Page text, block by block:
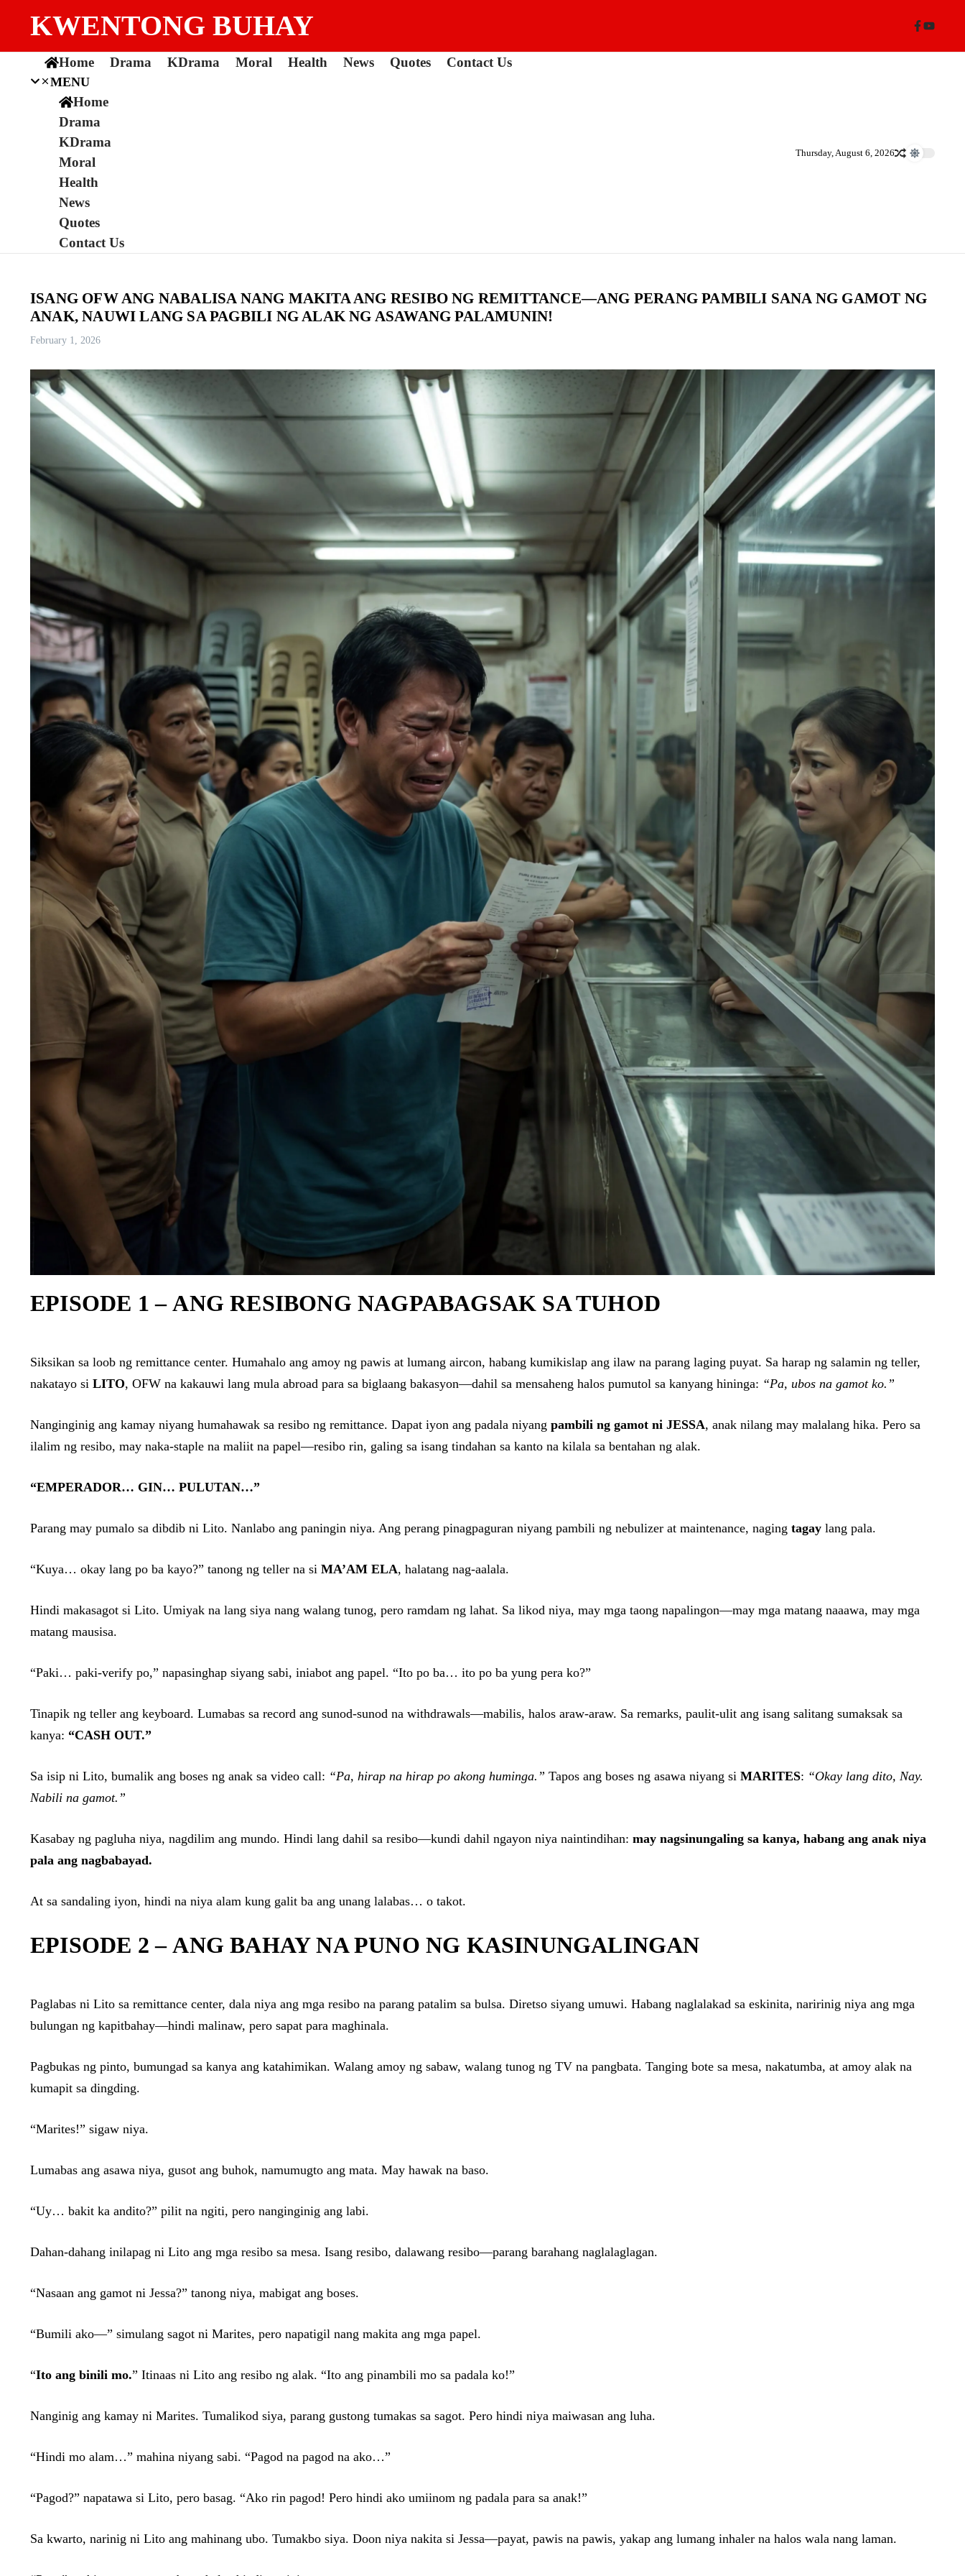
KWENTONG BUHAY
Home Drama KDrama Moral Health News Quotes Contact Us
MENU
Home
Drama
KDrama
Moral
Health
News
Quotes
Contact Us
Thursday, August 6, 2026
ISANG OFW ANG NABALISA NANG MAKITA ANG RESIBO NG REMITTANCE—ANG PERANG PAMBILI SANA NG GAMOT NG
ANAK, NAUWI LANG SA PAGBILI NG ALAK NG ASAWANG PALAMUNIN!
February 1, 2026
EPISODE 1 –ANG RESIBONG NAGPABAGSAK SA TUHOD
Siksikan sa loob ng remittance center. Humahalo ang amoy ng pawis at lumang aircon, habang kumikislap ang ilaw na parang laging puyat. Sa harap ng salamin ng teller,
nakatayo si LITO, OFW na kakauwi lang mula abroad para sa biglaang bakasyon—dahil sa mensaheng halos pumutol sa kanyang hininga: “Pa, ubos na gamot ko.”
Nanginginig ang kamay niyang humahawak sa resibo ng remittance. Dapat iyon ang padala niyang pambili ng gamot ni JESSA, anak nilang may malalang hika. Pero sa
ilalim ng resibo, may naka-staple na maliit na papel—resibo rin, galing sa isang tindahan sa kanto na kilala sa bentahan ng alak.
“EMPERADOR… GIN… PULUTAN…”
Parang may pumalo sa dibdib ni Lito. Nanlabo ang paningin niya. Ang perang pinagpaguran niyang pambili ng nebulizer at maintenance, naging tagay lang pala.
“Kuya… okay lang po ba kayo?” tanong ng teller na si MA’AM ELA, halatang nag-aalala.
Hindi makasagot si Lito. Umiyak na lang siya nang walang tunog, pero ramdam ng lahat. Sa likod niya, may mga taong napalingon—may mga matang naaawa, may mga
matang mausisa.
“Paki… paki-verify po,” napasinghap siyang sabi, iniabot ang papel. “Ito po ba… ito po ba yung pera ko?”
Tinapik ng teller ang keyboard. Lumabas sa record ang sunod-sunod na withdrawals—mabilis, halos araw-araw. Sa remarks, paulit-ulit ang isang salitang sumaksak sa
kanya: “CASH OUT.”
Sa isip ni Lito, bumalik ang boses ng anak sa video call: “Pa, hirap na hirap po akong huminga.” Tapos ang boses ng asawa niyang si MARITES: “Okay lang dito, Nay.
Nabili na gamot.”
Kasabay ng pagluha niya, nagdilim ang mundo. Hindi lang dahil sa resibo—kundi dahil ngayon niya naintindihan: may nagsinungaling sa kanya, habang ang anak niya
pala ang nagbabayad.
At sa sandaling iyon, hindi na niya alam kung galit ba ang unang lalabas… o takot.
EPISODE 2 –ANG BAHAY NA PUNO NG KASINUNGALINGAN
Paglabas ni Lito sa remittance center, dala niya ang mga resibo na parang patalim sa bulsa. Diretso siyang umuwi. Habang naglalakad sa eskinita, naririnig niya ang mga
bulungan ng kapitbahay—hindi malinaw, pero sapat para maghinala.
Pagbukas ng pinto, bumungad sa kanya ang katahimikan. Walang amoy ng sabaw, walang tunog ng TV na pangbata. Tanging bote sa mesa, nakatumba, at amoy alak na
kumapit sa dingding.
“Marites!” sigaw niya.
Lumabas ang asawa niya, gusot ang buhok, namumugto ang mata. May hawak na baso.
“Uy… bakit ka andito?” pilit na ngiti, pero nanginginig ang labi.
Dahan-dahang inilapag ni Lito ang mga resibo sa mesa. Isang resibo, dalawang resibo—parang barahang naglalaglagan.
“Nasaan ang gamot ni Jessa?” tanong niya, mabigat ang boses.
“Bumili ako—” simulang sagot ni Marites, pero napatigil nang makita ang mga papel.
“Ito ang binili mo.” Itinaas ni Lito ang resibo ng alak. “Ito ang pinambili mo sa padala ko!”
Nanginig ang kamay ni Marites. Tumalikod siya, parang gustong tumakas sa sagot. Pero hindi niya maiwasan ang luha.
“Hindi mo alam…” mahina niyang sabi. “Pagod na pagod na ako…”
“Pagod?” napatawa si Lito, pero basag. “Ako rin pagod! Pero hindi ako umiinom ng padala para sa anak!”
Sa kwarto, narinig ni Lito ang mahinang ubo. Tumakbo siya. Doon niya nakita si Jessa—payat, pawis na pawis, yakap ang lumang inhaler na halos wala nang laman.